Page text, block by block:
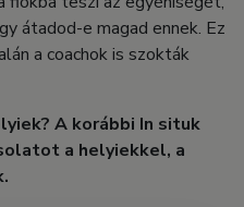
átadod-e magad ennek. Ez
a coachok is szokták
A korábbi In situk
a helyiekkel, a